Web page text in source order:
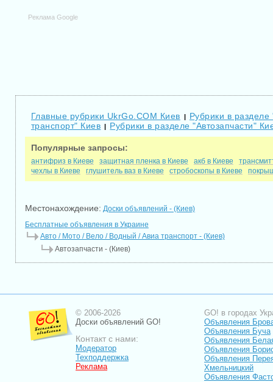
Реклама Google
Главные рубрики UkrGo.COM Киев | Рубрики в
транспорт" Киев | Рубрики в разделе "Автозапчасти"
Популярные запросы:
антифриз в Киеве защитная пленка в Киеве акб в Киеве
чехлы в Киеве
глушитель ваз в Киеве стробоскопы в Киеве
Местонахождение: Доски объявлений - (Киев)
Бесплатные объявления в Украине
Авто / Мото / Вело / Водный / Авиа транспорт - (Киев)
Автозапчасти - (Киев)
© 2006-2026
Доски объявлений GO!
Контакт с нами:
Модератор
Техподдержка
Реклама
GO! в городах
Объявления
Объявления Буча
Объявления
Объявления
Объявления
Хмельницкий
Объявления